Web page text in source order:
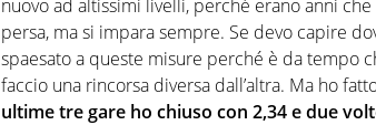
nuovo ad altissimi livelli, perché erano anni
persa, ma si impara sempre. Se devo capire
spaesato a queste misure perché è da tempo
faccio una rincorsa diversa dall’altra. Ma ho
ultime tre gare ho chiuso con 2,34 e due